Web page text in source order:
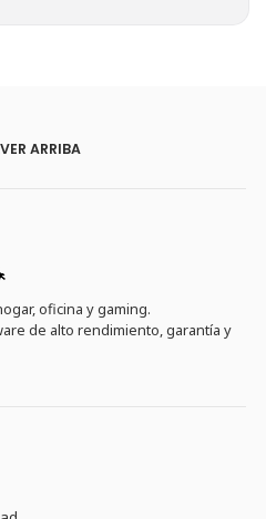
ARRIBA
oficina y gaming.
de alto rendimiento, garantía y